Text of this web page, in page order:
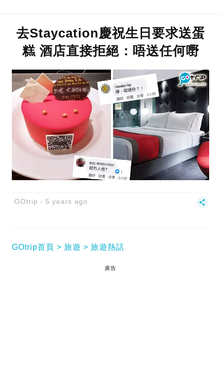
去Staycation慶祝生日要求送蛋
糕 酒店直接拒絕：唔送任何嘢
GOtrip 5 years ago
GOtrip首頁 旅遊 旅遊熱話
廣告